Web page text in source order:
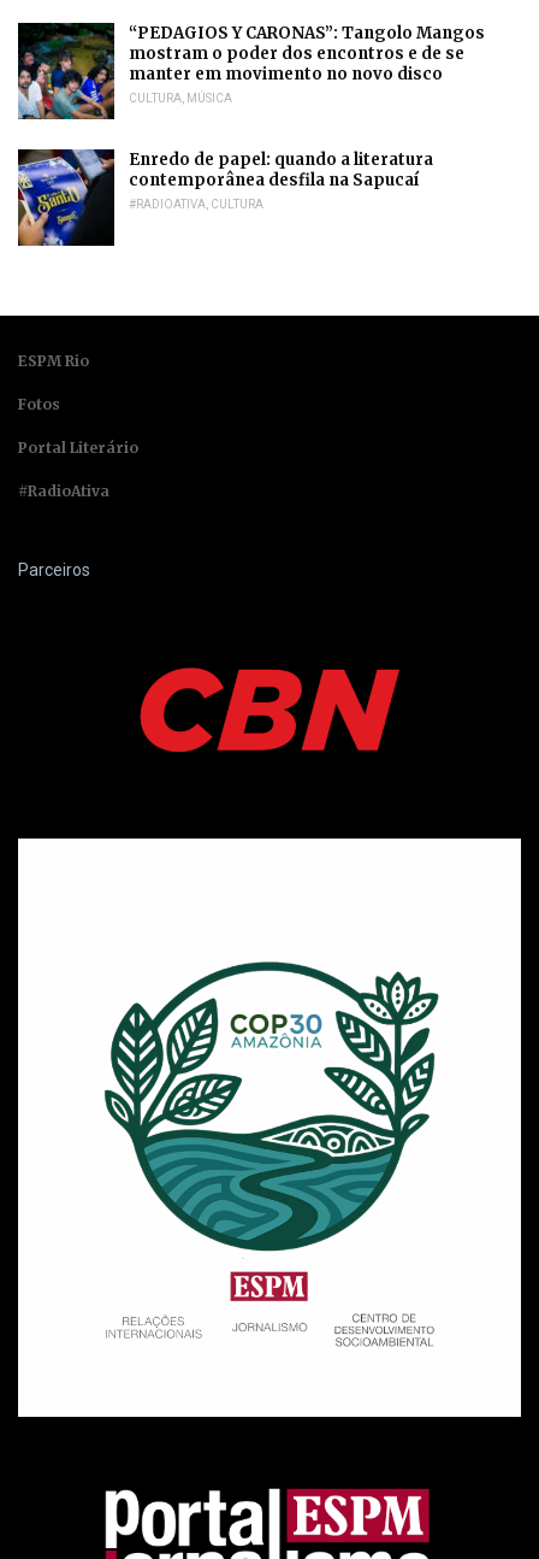
“PEDAGIOS Y CARONAS”: Tangolo Mangos
mostram o poder dos encontros e de se
manter em movimento no novo disco
CULTURA, MÚSICA
Enredo de papel: quando a literatura
contemporânea desfila na Sapucaí
#RADIOATIVA, CULTURA
ESPM Rio
Fotos
Portal Literário
#RadioAtiva
Parceiros